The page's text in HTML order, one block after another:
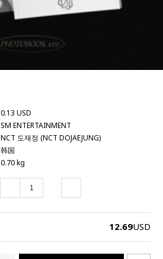
0.13 USD
SM ENTERTAINMENT
NCT 도재정 (NCT DOJAEJUNG)
韩国
0.70 kg
12.69USD